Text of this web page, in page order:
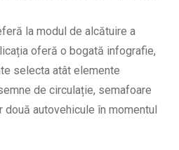
la modul de alcătuire a
oferă o bogată infografie,
selecta atât elemente
de circulație, semafoare
autovehicule în momentul